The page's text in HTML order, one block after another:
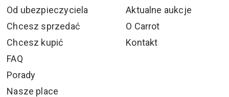
Od ubezpieczyciela
Chcesz sprzedać
Chcesz kupić
FAQ
Porady
Nasze place
Aktualne aukcje
O Carrot
Kontakt